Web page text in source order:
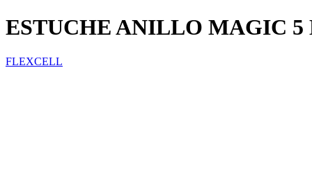
ESTUCHE ANILLO MAGIC 5
FLEXCELL